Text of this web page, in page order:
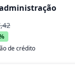
de crédito